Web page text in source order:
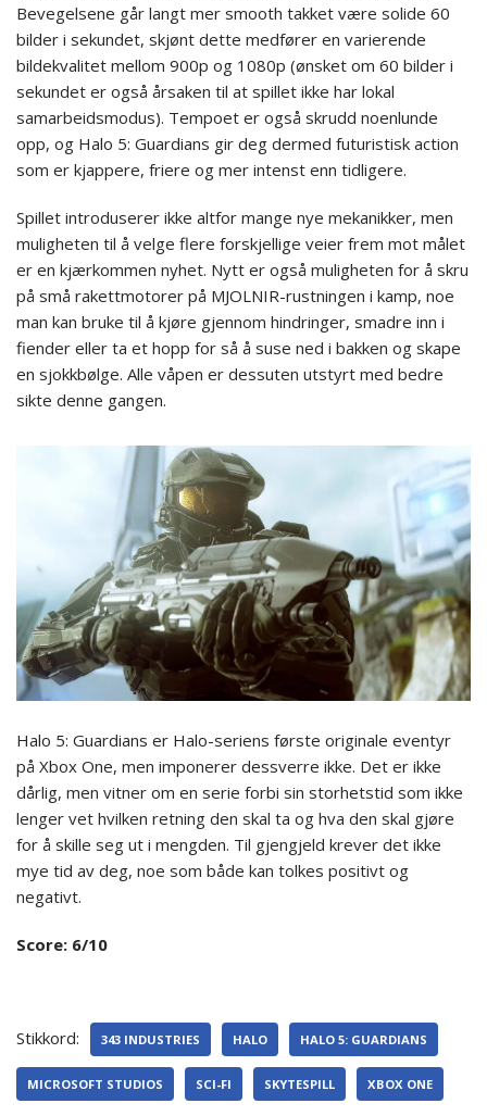
Bevegelsene går langt mer smooth takket være solide 60
bilder i sekundet, skjønt dette medfører en varierende
bildekvalitet mellom 900p og 1080p (ønsket om 60 bilder i
sekundet er også årsaken til at spillet ikke har lokal
samarbeidsmodus). Tempoet er også skrudd noenlunde
opp, og Halo 5: Guardians gir deg dermed futuristisk action
som er kjappere, friere og mer intenst enn tidligere.
Spillet introduserer ikke altfor mange nye mekanikker, men
muligheten til å velge flere forskjellige veier frem mot målet
er en kjærkommen nyhet. Nytt er også muligheten for å skru
på små rakettmotorer på MJOLNIR-rustningen i kamp, noe
man kan bruke til å kjøre gjennom hindringer, smadre inn i
fiender eller ta et hopp for så å suse ned i bakken og skape
en sjokkbølge. Alle våpen er dessuten utstyrt med bedre
sikte denne gangen.
Halo 5: Guardians er Halo-seriens første originale eventyr
på Xbox One, men imponerer dessverre ikke. Det er ikke
dårlig, men vitner om en serie forbi sin storhetstid som ikke
lenger vet hvilken retning den skal ta og hva den skal gjøre
for å skille seg ut i mengden. Til gjengjeld krever det ikke
mye tid av deg, noe som både kan tolkes positivt og
negativt.
Score: 6/10
Stikkord: 343 INDUSTRIES HALO HALO 5: GUARDIANS
MICROSOFT STUDIOS SCI-FI SKYTESPILL XBOX ONE